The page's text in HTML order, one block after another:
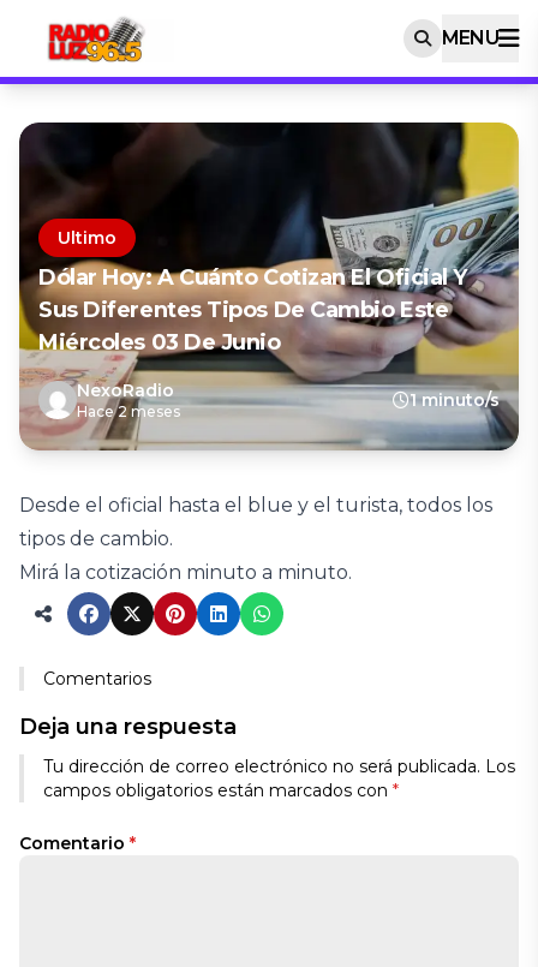
MENU
Ultimo
Dólar Hoy: A Cuánto Cotizan El Oficial Y
Sus Diferentes Tipos De Cambio Este
Miércoles 03 De Junio
NexoRadio
Hace 2 meses
1 minuto/s
Desde el oficial hasta el blue y el turista, todos los
tipos de cambio.
Mirá la cotización minuto a minuto.
Comentarios
Deja una respuesta
Tu dirección de correo electrónico no será publicada. Los
campos obligatorios están marcados con *
Comentario *